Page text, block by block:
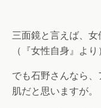
三面鏡と言えば、女
（『女性自身』より
でも石野さんなら
肌だと思いますが。